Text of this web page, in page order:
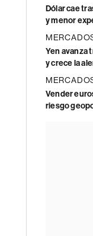
Dólar cae
y menor
Yen avanza
y crece la
Vender
riesgo